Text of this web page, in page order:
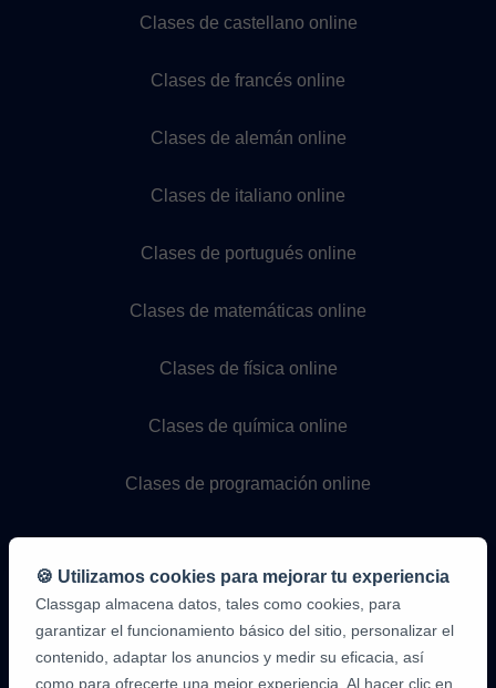
Clases de castellano online
Clases de francés online
Clases de alemán online
Clases de italiano online
Clases de portugués online
Clases de matemáticas online
Clases de física online
Clases de química online
Clases de programación online
🍪 Utilizamos cookies para mejorar tu experiencia
Classgap almacena datos, tales como cookies, para
garantizar el funcionamiento básico del sitio, personalizar el
contenido, adaptar los anuncios y medir su eficacia, así
como para ofrecerte una mejor experiencia. Al hacer clic en